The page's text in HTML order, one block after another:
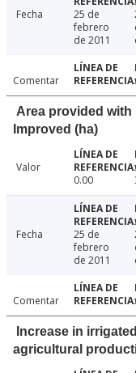
Fecha
25 de
febrero
de 2011
Comentar
Area provided
Improved (ha)
Valor
0.00
Fecha
25 de
febrero
de 2011
Comentar
Increase in
agricultural